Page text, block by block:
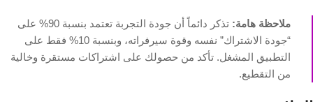
ملاحظة هامة:
تذكر دائماً أن جودة التجربة تعتمد بنسبة 90% على
“جودة الاشتراك” نفسه وقوة سيرفراته، وبنسبة 10% فقط على
التطبيق المشغل. تأكد من حصولك على اشتراكات مستقرة وخالية
من التقطيع.